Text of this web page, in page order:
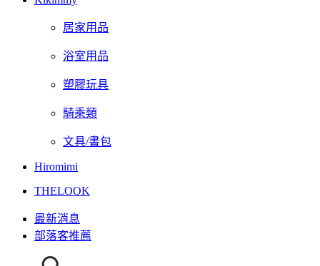
居家用品
浴室用品
塑膠玩具
騎乘類
文具/書包
Hiromimi
THELOOK
最新消息
部落客推薦